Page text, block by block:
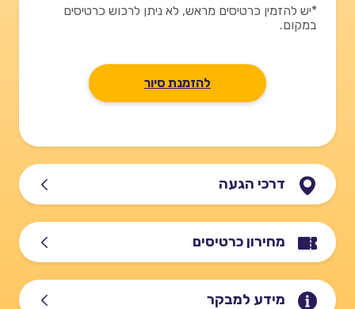
*יש להזמין כרטיסים מראש, לא ניתן לרכוש כרטיסים
במקום.
להזמנת סיור
דרכי הגעה
מחירון כרטיסים
מידע למבקר